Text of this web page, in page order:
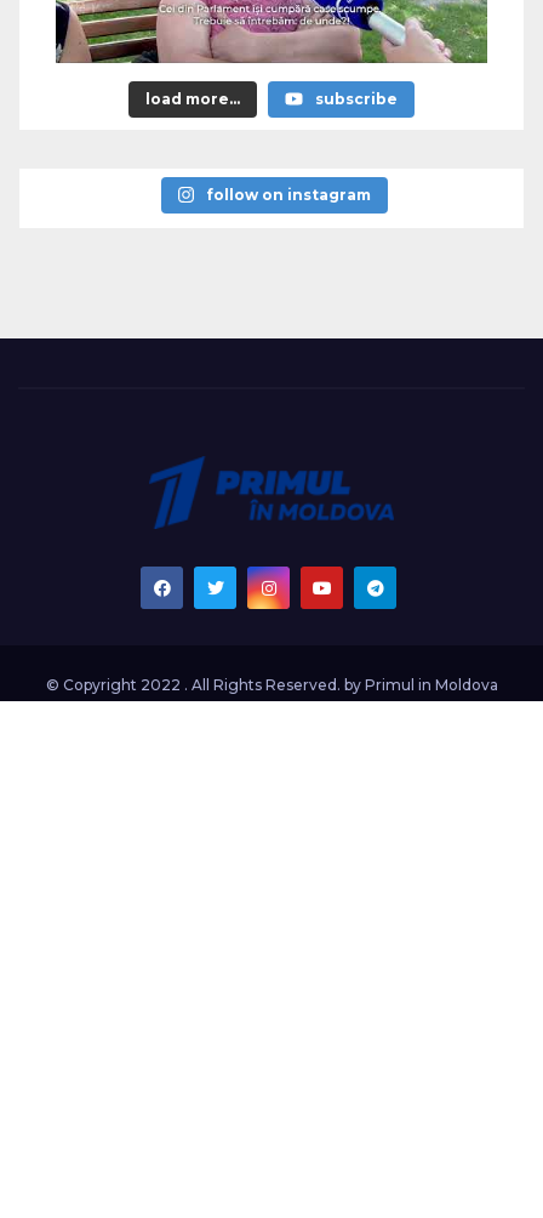
load more... subscribe
follow on instagram
© Copyright 2022 . All Rights Reserved. by Primul in Moldova